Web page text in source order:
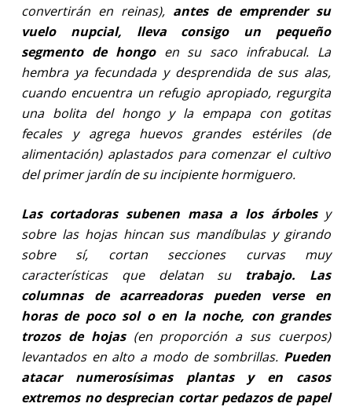
convertirán en reinas), antes de emprender su
vuelo nupcial, lleva consigo un pequeño
segmento de hongoen su saco infrabucal. La
hembra ya fecundada y desprendida de sus alas,
cuando encuentra un refugio apropiado, regurgita
una bolita del hongo y la empapa con gotitas
fecales y agrega huevos grandes estériles (de
alimentación) aplastados para comenzar el cultivo
del primer jardín de su incipiente hormiguero.
Las cortadoras subenen masa a los árbolesy
sobre las hojas hincan sus mandíbulas y girando
sobre sí, cortan secciones curvas muy
características que delatan su trabajo. Las
columnas de acarreadoras pueden verse en
horas de poco sol o en la noche, con grandes
trozos de hojas(en proporción a sus cuerpos)
levantados en alto a modo de sombrillas. Pueden
atacar numerosísimas plantas y en casos
extremos no desprecian cortar pedazos de papel